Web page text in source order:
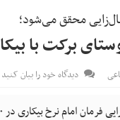
دیدگاه خود را بیان کنید
بیکاری در ۱۰۰۰ روستای کشور به صفر می‌رسد.